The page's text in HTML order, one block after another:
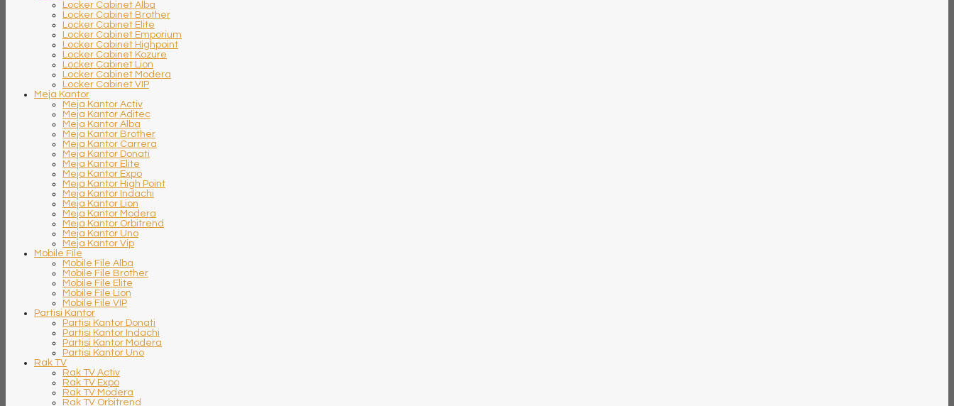
Locker Cabinet Alba
Locker Cabinet Brother
Locker Cabinet Elite
Locker Cabinet Emporium
Locker Cabinet Highpoint
Locker Cabinet Kozure
Locker Cabinet Lion
Locker Cabinet Modera
Locker Cabinet VIP
Meja Kantor
Meja Kantor Activ
Meja Kantor Aditec
Meja Kantor Alba
Meja Kantor Brother
Meja Kantor Carrera
Meja Kantor Donati
Meja Kantor Elite
Meja Kantor Expo
Meja Kantor High Point
Meja Kantor Indachi
Meja Kantor Lion
Meja Kantor Modera
Meja Kantor Orbitrend
Meja Kantor Uno
Meja Kantor Vip
Mobile File
Mobile File Alba
Mobile File Brother
Mobile File Elite
Mobile File Lion
Mobile File VIP
Partisi Kantor
Partisi Kantor Donati
Partisi Kantor Indachi
Partisi Kantor Modera
Partisi Kantor Uno
Rak TV
Rak TV Activ
Rak TV Expo
Rak TV Modera
Rak TV Orbitrend